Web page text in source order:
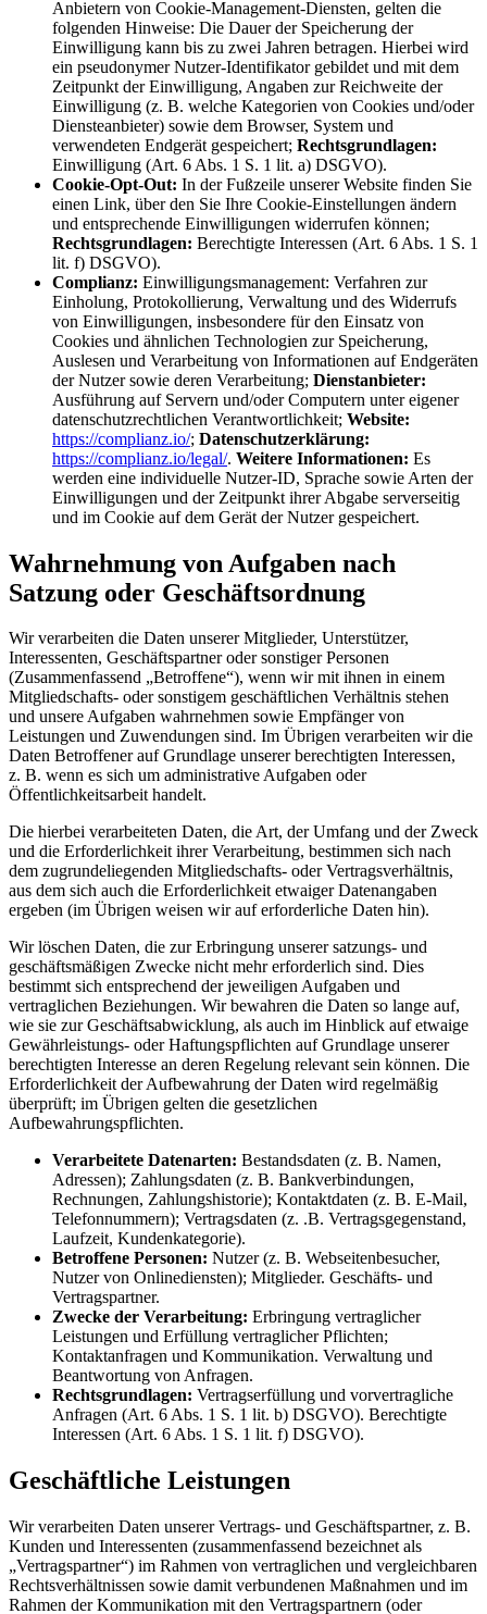
Anbietern von Cookie-Management-Diensten, gelten die
folgenden Hinweise: Die Dauer der Speicherung der
Einwilligung kann bis zu zwei Jahren betragen. Hierbei wird
ein pseudonymer Nutzer-Identifikator gebildet und mit dem
Zeitpunkt der Einwilligung, Angaben zur Reichweite der
Einwilligung (z. B. welche Kategorien von Cookies und/oder
Diensteanbieter) sowie dem Browser, System und
verwendeten Endgerät gespeichert; Rechtsgrundlagen:
Einwilligung (Art. 6 Abs. 1 S. 1 lit. a) DSGVO).
Cookie-Opt-Out: In der Fußzeile unserer Website finden Sie
einen Link, über den Sie Ihre Cookie-Einstellungen ändern
und entsprechende Einwilligungen widerrufen können;
Rechtsgrundlagen: Berechtigte Interessen (Art. 6 Abs. 1 S. 1
lit. f) DSGVO).
Complianz: Einwilligungsmanagement: Verfahren zur
Einholung, Protokollierung, Verwaltung und des Widerrufs
von Einwilligungen, insbesondere für den Einsatz von
Cookies und ähnlichen Technologien zur Speicherung,
Auslesen und Verarbeitung von Informationen auf Endgeräten
der Nutzer sowie deren Verarbeitung; Dienstanbieter:
Ausführung auf Servern und/oder Computern unter eigener
datenschutzrechtlichen Verantwortlichkeit; Website:
https://complianz.io/; Datenschutzerklärung:
https://complianz.io/legal/. Weitere Informationen: Es
werden eine individuelle Nutzer-ID, Sprache sowie Arten der
Einwilligungen und der Zeitpunkt ihrer Abgabe serverseitig
und im Cookie auf dem Gerät der Nutzer gespeichert.
Wahrnehmung von Aufgaben nach
Satzung oder Geschäftsordnung
Wir verarbeiten die Daten unserer Mitglieder, Unterstützer,
Interessenten, Geschäftspartner oder sonstiger Personen
(Zusammenfassend „Betroffene“), wenn wir mit ihnen in einem
Mitgliedschafts- oder sonstigem geschäftlichen Verhältnis stehen
und unsere Aufgaben wahrnehmen sowie Empfänger von
Leistungen und Zuwendungen sind. Im Übrigen verarbeiten wir die
Daten Betroffener auf Grundlage unserer berechtigten Interessen,
z. B. wenn es sich um administrative Aufgaben oder
Öffentlichkeitsarbeit handelt.
Die hierbei verarbeiteten Daten, die Art, der Umfang und der Zweck
und die Erforderlichkeit ihrer Verarbeitung, bestimmen sich nach
dem zugrundeliegenden Mitgliedschafts- oder Vertragsverhältnis,
aus dem sich auch die Erforderlichkeit etwaiger Datenangaben
ergeben (im Übrigen weisen wir auf erforderliche Daten hin).
Wir löschen Daten, die zur Erbringung unserer satzungs- und
geschäftsmäßigen Zwecke nicht mehr erforderlich sind. Dies
bestimmt sich entsprechend der jeweiligen Aufgaben und
vertraglichen Beziehungen. Wir bewahren die Daten so lange auf,
wie sie zur Geschäftsabwicklung, als auch im Hinblick auf etwaige
Gewährleistungs- oder Haftungspflichten auf Grundlage unserer
berechtigten Interesse an deren Regelung relevant sein können. Die
Erforderlichkeit der Aufbewahrung der Daten wird regelmäßig
überprüft; im Übrigen gelten die gesetzlichen
Aufbewahrungspflichten.
Verarbeitete Datenarten: Bestandsdaten (z. B. Namen,
Adressen); Zahlungsdaten (z. B. Bankverbindungen,
Rechnungen, Zahlungshistorie); Kontaktdaten (z. B. E-Mail,
Telefonnummern); Vertragsdaten (z. .B. Vertragsgegenstand,
Laufzeit, Kundenkategorie).
Betroffene Personen: Nutzer (z. B. Webseitenbesucher,
Nutzer von Onlinediensten); Mitglieder. Geschäfts- und
Vertragspartner.
Zwecke der Verarbeitung: Erbringung vertraglicher
Leistungen und Erfüllung vertraglicher Pflichten;
Kontaktanfragen und Kommunikation. Verwaltung und
Beantwortung von Anfragen.
Rechtsgrundlagen: Vertragserfüllung und vorvertragliche
Anfragen (Art. 6 Abs. 1 S. 1 lit. b) DSGVO). Berechtigte
Interessen (Art. 6 Abs. 1 S. 1 lit. f) DSGVO).
Geschäftliche Leistungen
Wir verarbeiten Daten unserer Vertrags- und Geschäftspartner, z. B.
Kunden und Interessenten (zusammenfassend bezeichnet als
„Vertragspartner“) im Rahmen von vertraglichen und vergleichbaren
Rechtsverhältnissen sowie damit verbundenen Maßnahmen und im
Rahmen der Kommunikation mit den Vertragspartnern (oder